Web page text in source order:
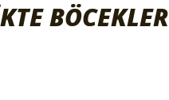
BÖCEKLER